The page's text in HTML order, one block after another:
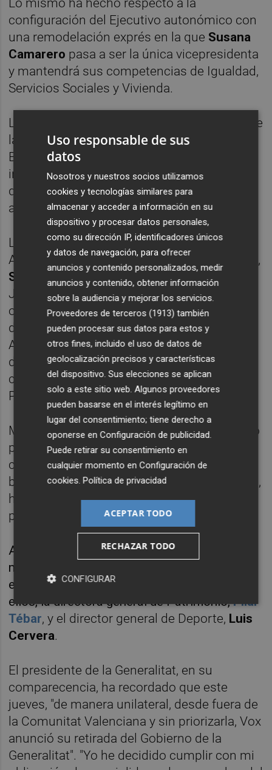
configuración del Ejecutivo autonómico con
una remodelación exprés en la que Susana
Camarero pasa a ser la única vicepresidenta
y mantendrá sus competencias de Igualdad,
Servicios Sociales y Vivienda.
Las consellerias se reducen de 10 a 9 porque
la de Cultura y Deporte que dirigía Vicente
Barrera se disgrega: Cultura pasa a
integrarse en el departamento de Educación
que lidera José Antonio Rovira y Deportes la
asume Carlos Mazón desde la Presidencia.
La hasta ahora consellera de Medio
Ambiente, Agua, Infraestructuras y Territorio,
Salomé Pradas
, pasará a estar al frente de
Justicia e Interior. Su lugar en Territorio lo
ocupará Vicente Martínez Mus,actual
director general de Costas, Puertos y
Aeropuertos. Mientras, Miguel Barrachina
deja la portavocía del PP en Les Corts y será
conseller de Agricultura, Agua, Ganadería y
Pesca.
Mazón ha asegurado que no se le ha pasado
por la cabeza mantener a alguno de los tres
consellers de Vox, porque a pesar de tener
buena relación con ellos y valorar su gestión,
han asumido la decisión adoptada por su
partido.
Aun así, ha admitido, como se preveía, que
mantendrá a algunos de los altos cargos de
este partido y que no son militantes. Entre
ellos, la directora general de Patrimonio,Pilar
Tébar, y el director general de Deporte, Luis
Cervera.
El presidente de la Generalitat, en su
comparecencia, ha recordado que este
jueves, "de manera unilateral, desde fuera de
la Comunitat Valenciana y sin priorizarla, Vox
anunció su retirada del Gobierno de la
Generalitat". "Yo he decidido cumplir con mi
Uso responsable de sus
datos
Nosotros y nuestros socios utilizamos
cookies y tecnologías similares para
almacenar y acceder a información en su
dispositivo y procesar datos personales,
como su dirección IP, identificadores únicos
y datos de navegación, para ofrecer
anuncios y contenido personalizados, medir
anuncios y contenido, obtener información
sobre la audiencia y mejorar los servicios.
Proveedores de terceros (1913) también
pueden procesar sus datos para estos y
otros fines, incluido el uso de datos de
geolocalización precisos y características
del dispositivo. Sus elecciones se aplican
solo a este sitio web. Algunos proveedores
pueden basarse en el interés legítimo en
lugar del consentimiento; tiene derecho a
oponerse enConfiguración de publicidad.
Puede retirar su consentimiento en
cualquier momento enConfiguración de
cookies.Política de privacidad
ACEPTAR TODO
RECHAZAR TODO
CONFIGURAR